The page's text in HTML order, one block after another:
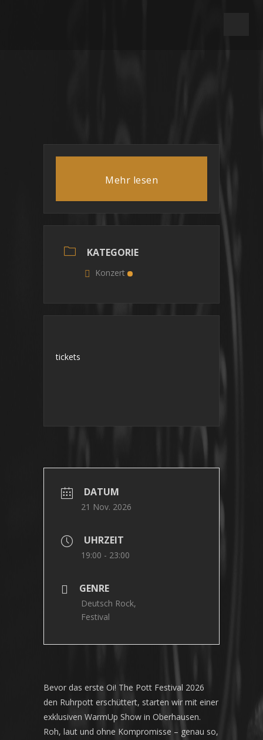
Mehr lesen
KATEGORIE
Konzert
tickets
DATUM
21 Nov. 2026
UHRZEIT
19:00 - 23:00
GENRE
Deutsch Rock,
Festival
Bevor das erste Oi! The Pott Festival 2026
den Ruhrpott erschüttert, starten wir mit einer
exklusiven WarmUp Show in Oberhausen.
Roh, laut und ohne Kompromisse – genau so,